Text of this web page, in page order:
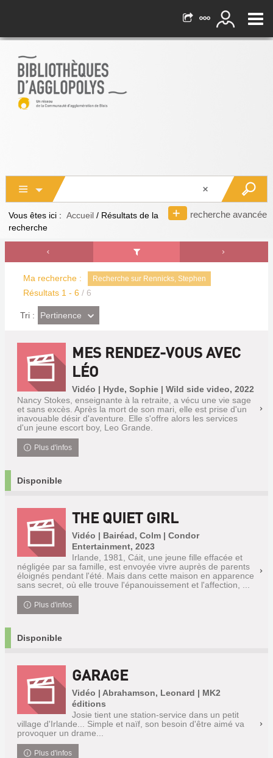
recherche avancée
Vous êtes ici : Accueil / Résultats de la
recherche
Ma recherche : Recherche sur Rennicks, Stephen
Résultats 1 - 6 / 6
Tri : (Effet
imédiat)
Pertinence
MES RENDEZ-VOUS AVEC
LÉO
Vidéo | Hyde, Sophie | Wild side video, 2022
Nancy Stokes, enseignante à la retraite, a vécu une vie sage
et sans excès. Après la mort de son mari, elle est prise d'un
inavouable désir d'aventure. Elle s'offre alors les services
d'un jeune escort boy, Leo Grande.
Plus d'infos
Disponible
THE QUIET GIRL
Vidéo | Bairéad, Colm | Condor
Entertainment, 2023
Irlande, 1981, Cáit, une jeune fille effacée et
négligée par sa famille, est envoyée vivre auprès de parents
éloignés pendant l'été. Mais dans cette maison en apparence
sans secret, où elle trouve l'épanouissement et l'affection, ...
Plus d'infos
Disponible
GARAGE
Vidéo | Abrahamson, Leonard | MK2
éditions
Josie tient une station-service dans un petit
village d'Irlande... Simple et naïf, son besoin d'être aimé va
provoquer un drame...
Plus d'infos